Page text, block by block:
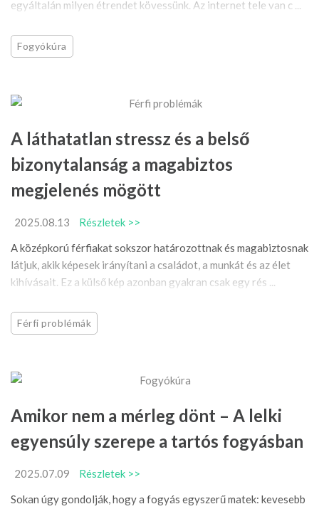
egyáltalán milyen étrendet kövessünk. Az internet tele van c ...
Fogyókúra
A láthatatlan stressz és a belső
bizonytalanság a magabiztos
megjelenés mögött
2025.08.13
Részletek >>
A középkorú férfiakat sokszor határozottnak és magabiztosnak
látjuk, akik képesek irányítani a családot, a munkát és az élet
kihívásait. Ez a külső kép azonban gyakran csak egy rés ...
Férfi problémák
Amikor nem a mérleg dönt – A lelki
egyensúly szerepe a tartós fogyásban
2025.07.09
Részletek >>
Sokan úgy gondolják, hogy a fogyás egyszerű matek: kevesebb